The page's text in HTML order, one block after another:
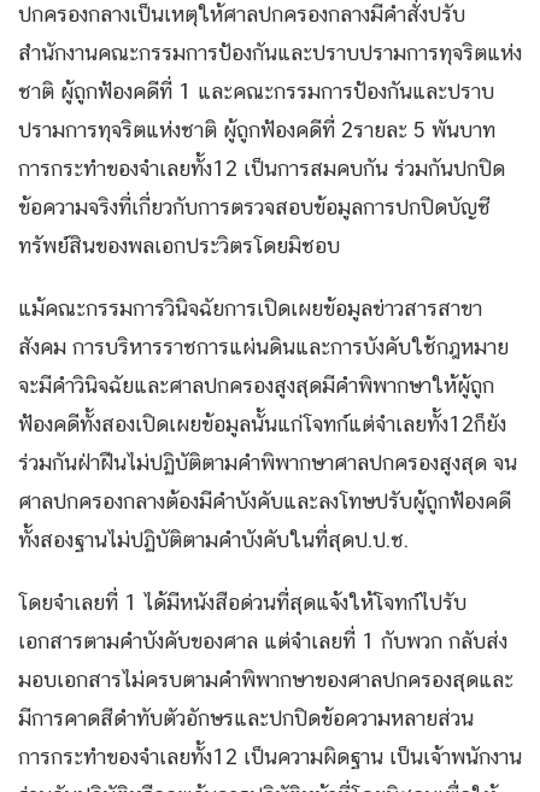
ปกครองกลางเป็นเหตุให้ศาลปกครองกลางมีคำสั่งปรับ
สำนักงานคณะกรรมการป้องกันและปราบปรามการทุจริตแห่ง
ชาติ ผู้ถูกฟ้องคดีที่ 1 และคณะกรรมการป้องกันและปราบ
ปรามการทุจริตแห่งชาติ ผู้ถูกฟ้องคดีที่ 2รายละ 5 พันบาท
การกระทำของจำเลยทั้ง12 เป็นการสมคบกัน ร่วมกันปกปิด
ข้อความจริงที่เกี่ยวกับการตรวจสอบข้อมูลการปกปิดบัญชี
ทรัพย์สินของพลเอกประวิตรโดยมิชอบ
แม้คณะกรรมการวินิจฉัยการเปิดเผยข้อมูลข่าวสารสาขา
สังคม การบริหารราชการแผ่นดินและการบังคับใช้กฎหมาย
จะมีคำวินิจฉัยและศาลปกครองสูงสุดมีคำพิพากษาให้ผู้ถูก
ฟ้องคดีทั้งสองเปิดเผยข้อมูลนั้นแก่โจทก์แต่จำเลยทั้ง12ก็ยัง
ร่วมกันฝ่าฝืนไม่ปฏิบัติตามคำพิพากษาศาลปกครองสูงสุด จน
ศาลปกครองกลางต้องมีคำบังคับและลงโทษปรับผู้ถูกฟ้องคดี
ทั้งสองฐานไม่ปฏิบัติตามคำบังคับในที่สุดป.ป.ช.
โดยจำเลยที่ 1 ได้มีหนังสือด่วนที่สุดแจ้งให้โจทก์ไปรับ
เอกสารตามคำบังคับของศาล แต่จำเลยที่ 1 กับพวก กลับส่ง
มอบเอกสารไม่ครบตามคำพิพากษาของศาลปกครองสุดและ
มีการคาดสีดำทับตัวอักษรและปกปิดข้อความหลายส่วน
การกระทำของจำเลยทั้ง12 เป็นความผิดฐาน เป็นเจ้าพนักงาน